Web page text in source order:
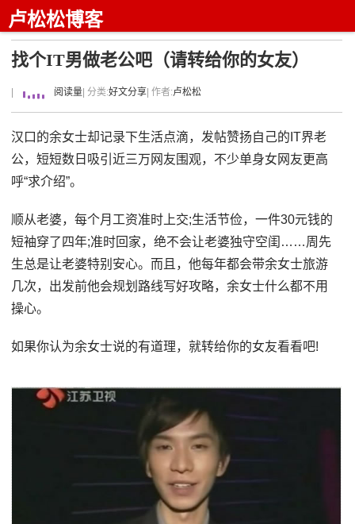
卢松松博客
找个IT男做老公吧（请转给你的女友）
阅读量 | 分类:好文分享 | 作者:卢松松
汉口的余女士却记录下生活点滴，发帖赞扬自己的IT界老
公，短短数日吸引近三万网友围观，不少单身女网友更高
呼“求介绍”。
顺从老婆，每个月工资准时上交;生活节俭，一件30元钱的
短袖穿了四年;准时回家，绝不会让老婆独守空闺……周先
生总是让老婆特别安心。而且，他每年都会带余女士旅游
几次，出发前他会规划路线写好攻略，余女士什么都不用
操心。
如果你认为余女士说的有道理，就转给你的女友看看吧!